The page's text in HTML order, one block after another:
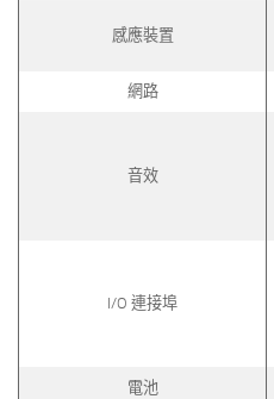
感應裝置
網路
音效
I/O 連接埠
電池